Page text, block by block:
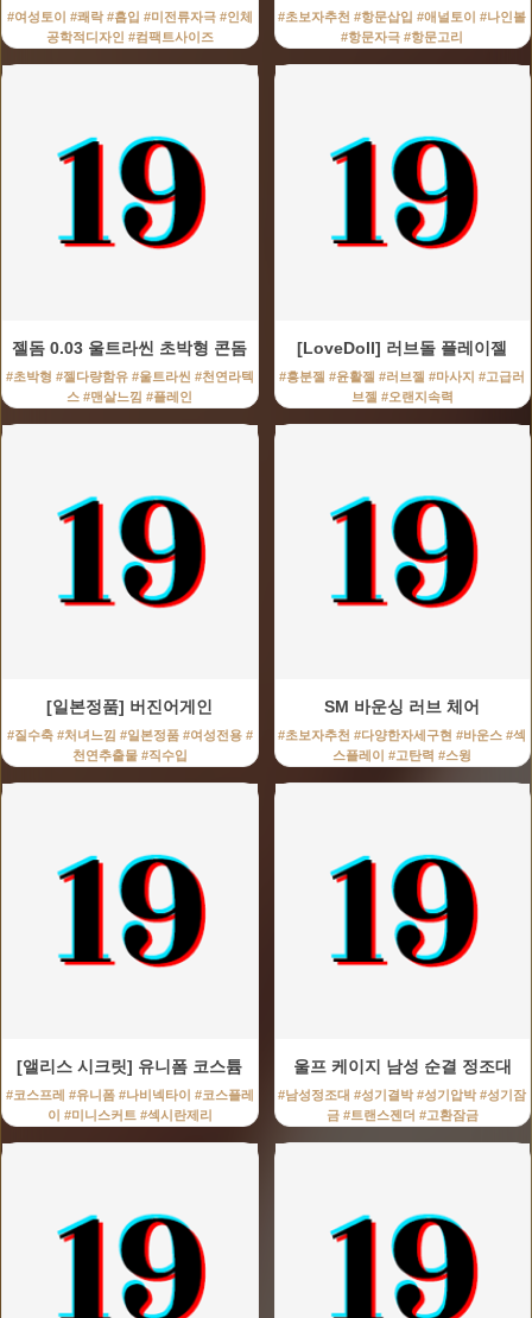
#여성토이 #쾌락 #흡입 #미전류자극 #인체
공학적디자인 #컴팩트사이즈
#초보자추천 #항문삽입 #애널토이 #나인볼
#항문자극 #항문고리
젤돔 0.03 울트라씬 초박형 콘돔
#초박형 #젤다량함유 #울트라씬 #천연라텍
스 #맨살느낌 #플레인
[LoveDoll] 러브돌 플레이젤
#흥분젤 #윤활젤 #러브젤 #마사지 #고급러
브젤 #오랜지속력
[일본정품] 버진어게인
#질수축 #처녀느낌 #일본정품 #여성전용 #
천연추출물 #직수입
SM 바운싱 러브 체어
#초보자추천 #다양한자세구현 #바운스 #섹
스플레이 #고탄력 #스윙
[앨리스 시크릿] 유니폼 코스튬
#코스프레 #유니폼 #나비넥타이 #코스플레
이 #미니스커트 #섹시란제리
울프 케이지 남성 순결 정조대
#남성정조대 #성기결박 #성기압박 #성기잠
금 #트랜스젠더 #고환잠금